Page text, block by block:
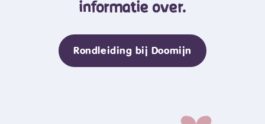
informatie over.
Rondleiding bij Doomijn